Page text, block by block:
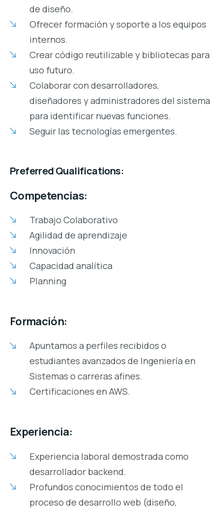
de diseño.
Ofrecer formación y soporte a los equipos
internos.
Crear código reutilizable y bibliotecas para
uso futuro.
Colaborar con desarrolladores,
diseñadores y administradores del sistema
para identificar nuevas funciones.
Seguir las tecnologías emergentes.
Preferred Qualifications:
Competencias:
Trabajo Colaborativo
Agilidad de aprendizaje
Innovación
Capacidad analítica
Planning
Formación:
Apuntamos a perfiles recibidos o
estudiantes avanzados de Ingeniería en
Sistemas o carreras afines.
Certificaciones en AWS.
Experiencia:
Experiencia laboral demostrada como
desarrollador backend.
Profundos conocimientos de todo el
proceso de desarrollo web (diseño,